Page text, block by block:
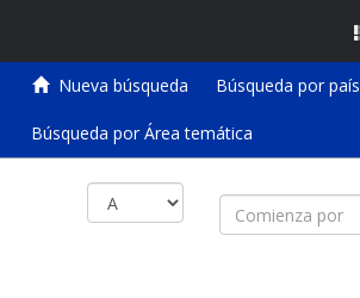
Nueva búsqueda Búsqueda por país
Búsqueda por Área temática